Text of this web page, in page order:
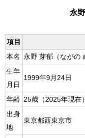
永
項目
本名
永野 芽郁（ながの
生年
月日
1999年9月24日
年齢 25歳（2025年現在）
出身
地
東京都西東京市